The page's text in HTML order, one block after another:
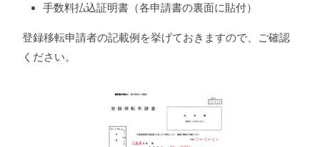
手数料払込証明書（各申請書の裏面に貼付）
登録移転申請者の記載例を挙げておきますので、ご確認
ください。